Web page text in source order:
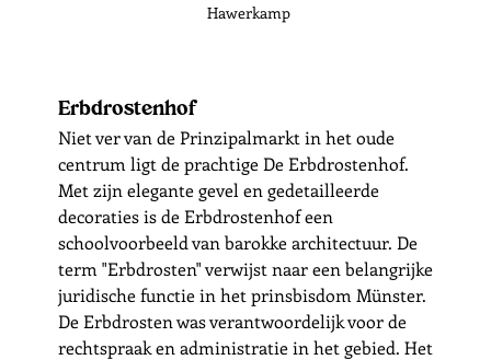
Hawerkamp
Erbdrostenhof
Niet ver van de Prinzipalmarkt in het oude
centrum ligt de prachtige De Erbdrostenhof.
Met zijn elegante gevel en gedetailleerde
decoraties is de Erbdrostenhof een
schoolvoorbeeld van barokke architectuur. De
term "Erbdrosten" verwijst naar een belangrijke
juridische functie in het prinsbisdom Münster.
De Erbdrosten was verantwoordelijk voor de
rechtspraak en administratie in het gebied. Het